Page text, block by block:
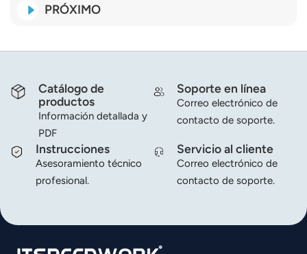
PRÓXIMO
Catálogo de
productos
Información detallada y
PDF
Soporte en línea
Correo electrónico de
contacto de soporte.
Instrucciones
Asesoramiento técnico
profesional.
Servicio al cliente
Correo electrónico de
contacto de soporte.